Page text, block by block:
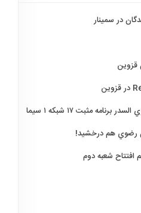
قزوین
مثبت ۱۷ شبكه ۱ سيما
رضوي هم درخشيد!
افتتاح شعبه دوم